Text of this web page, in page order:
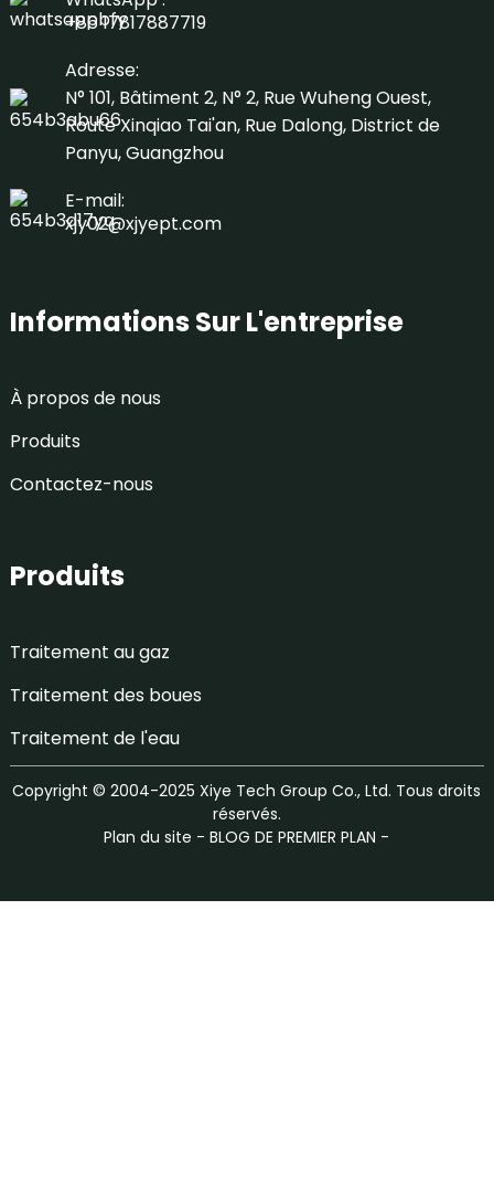
+86 17817887719
Adresse:
N° 101, Bâtiment 2, N° 2, Rue Wuheng Ouest,
Route Xinqiao Tai'an, Rue Dalong, District de
Panyu, Guangzhou
E-mail:
xjy02@xjyept.com
Informations Sur L'entreprise
À propos de nous
Produits
Contactez-nous
Produits
Traitement au gaz
Traitement des boues
Traitement de l'eau
Copyright © 2004-2025 Xiye Tech Group Co., Ltd. Tous droits
réservés.
Plan du site -BLOG DE PREMIER PLAN -